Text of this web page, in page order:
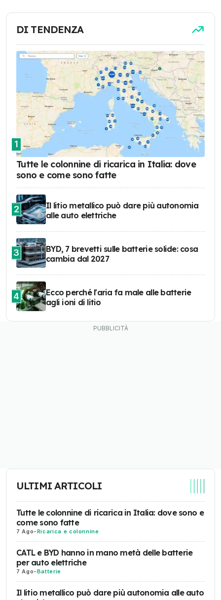
DI TENDENZA
1
Tutte le colonnine di ricarica in Italia: dove
sono e come sono fatte
2
Il litio metallico può dare più autonomia
alle auto elettriche
3
BYD, 7 brevetti sulle batterie solide: cosa
cambia dal 2027
4
Ecco perché l'aria fa male alle batterie
agli ioni di litio
ULTIMI ARTICOLI
Tutte le colonnine di ricarica in Italia: dove sono e
come sono fatte
7 Ago-Ricarica e colonnine
CATL e BYD hanno in mano metà delle batterie
per auto elettriche
7 Ago-Batterie
Il litio metallico può dare più autonomia alle auto